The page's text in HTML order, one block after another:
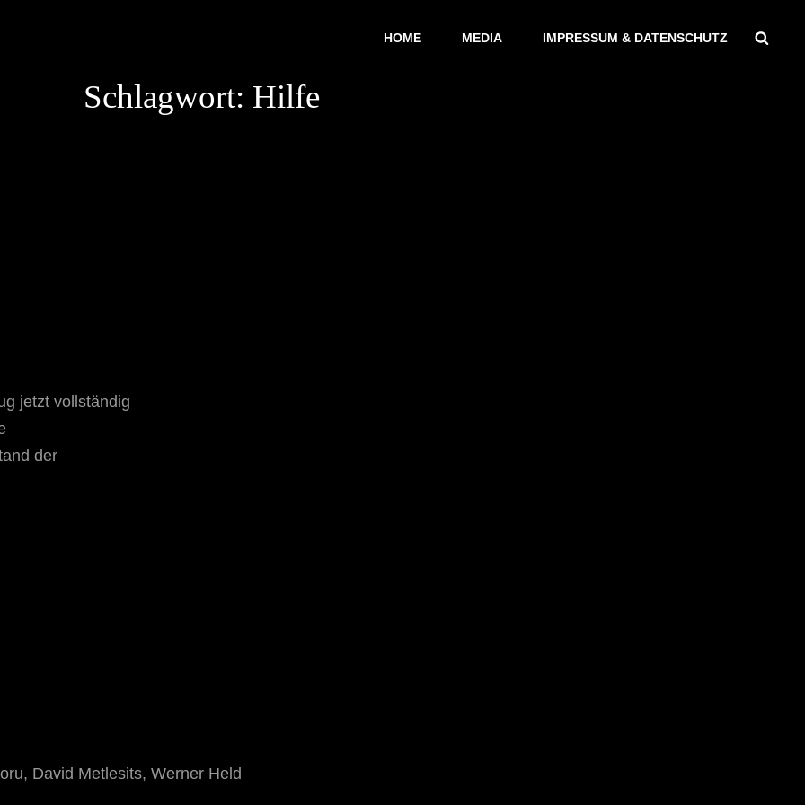
HOME MEDIA IMPRESSUM & DATENSCHUTZ
Schlagwort: Hilfe
jetzt vollständig
der
David Metlesits, Werner Held